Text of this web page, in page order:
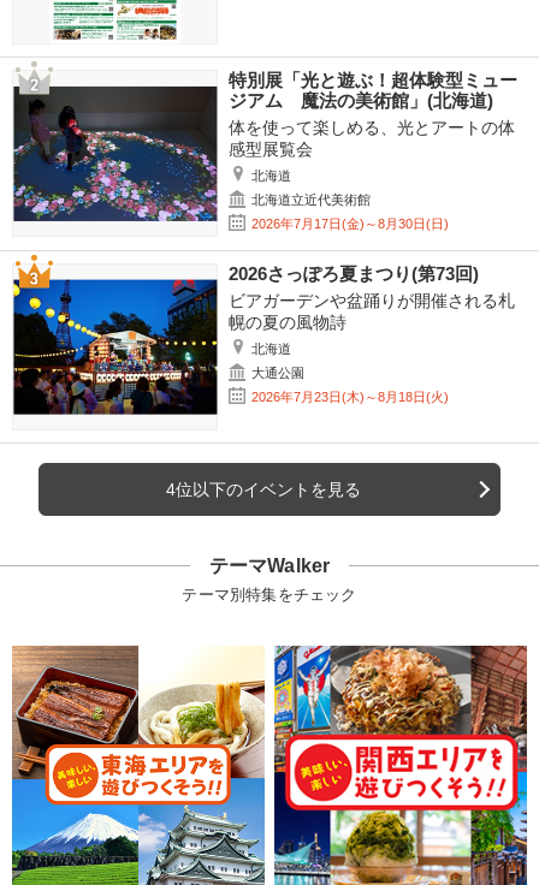
特別展「光と遊ぶ！超体験型ミュー
ジアム 魔法の美術館」(北海道)
体を使って楽しめる、光とアートの体
感型展覧会
北海道
北海道立近代美術館
2026年7月17日(金)～8月30日(日)
2026さっぽろ夏まつり(第73回)
ビアガーデンや盆踊りが開催される札
幌の夏の風物詩
北海道
大通公園
2026年7月23日(木)～8月18日(火)
4位以下のイベントを見る
テーマWalker
テーマ別特集をチェック